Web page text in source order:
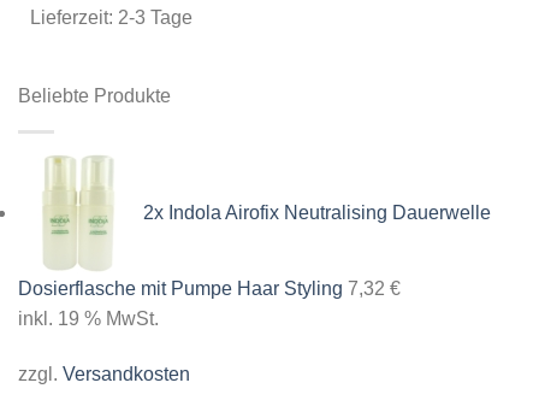
Lieferzeit: 2-3 Tage
Beliebte Produkte
2x Indola Airofix Neutralising Dauerwelle
Dosierflasche mit Pumpe Haar Styling 7,32 €
inkl. 19 % MwSt.
zzgl. Versandkosten